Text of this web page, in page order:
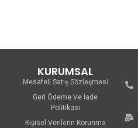
KURUMSAL
Mesafeli Satış Sözleşmesi
Geri Ödeme Ve İade
Politikası
Kişisel Verilerin Korunma